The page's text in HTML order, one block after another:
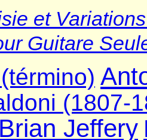
et
Guitare
(1807-
Brian Jeffery